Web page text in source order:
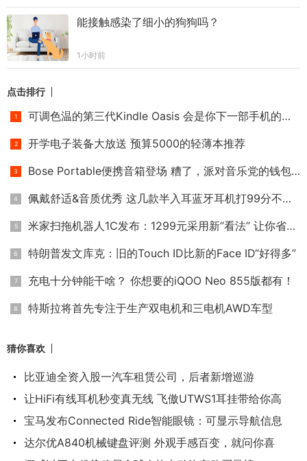
能接触感染了细小的狗狗吗？
1小时前
点击排行
可调色温的第三代Kindle Oasis 会是你下一部手机的选择吗？
开学电子装备大放送 预算5000的轻薄本推荐
Bose Portable便携音箱登场 糟了，派对音乐党的钱包不保！
佩戴舒适&音质优秀 这几款半入耳蓝牙耳机打99分不过分！
米家扫拖机器人1C发布：1299元采用新“看法” 让你省时省力又省
特朗普发文库克：旧的Touch ID比新的Face ID“好得多”
充电十分钟能干啥？ 你想要的iQOO Neo 855版都有！
特斯拉将首先专注于生产双电机和三电机AWD车型
猜你喜欢
比亚迪全资入股一汽车租赁公司，后者新增巡游
让HiFi有线耳机秒变真无线 飞傲UTWS1耳挂带给你高
宝马发布Connected Ride智能眼镜：可显示导航信息
达尔优A840机械键盘评测 外观手感百变，就问你喜